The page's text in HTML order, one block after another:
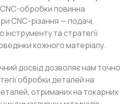
обробки повинна
CNC-різання — подачі,
та стратегії
кожного матеріалу.
досвід дозволяє нам точно
обробки деталей на
отриманих на токарних